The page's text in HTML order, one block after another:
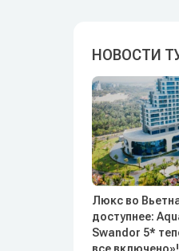
НОВОСТИ
Люкс во
доступнее:
Swandor 5*
все включено»!